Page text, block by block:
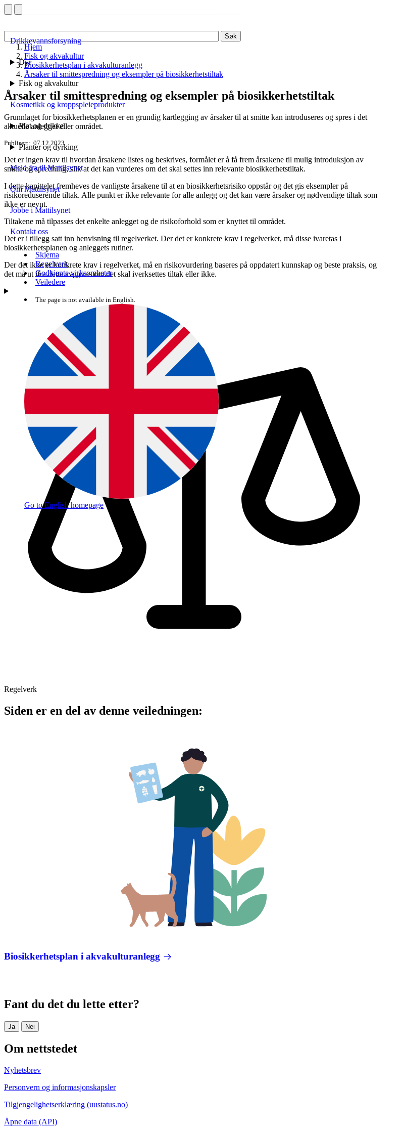
Søk
Drikkevannsforsyning
Dyr
Fisk og akvakultur
Kosmetikk og kroppspleieprodukter
Mat og drikke
Planter og dyrking
Meld fra til Mattilsynet
Om Mattilsynet
Jobbe i Mattilsynet
Kontakt oss
Skjema
Regelverk
Godkjente virksomheter
Veiledere
The page is not available in English.
Go to English homepage
Hjem
Fisk og akvakultur
Biosikkerhetsplan i akvakulturanlegg
Årsaker til smittespredning og eksempler på biosikkerhetstiltak
Årsaker til smittespredning og eksempler på biosikkerhetstiltak
Grunnlaget for biosikkerhetsplanen er en grundig kartlegging av årsaker til at smitte kan introduseres og spres i det
aktuelle anlegget eller området.
Publisert 07.12.2023
Det er ingen krav til hvordan årsakene listes og beskrives, formålet er å få frem årsakene til mulig introduksjon av
smitte og spredning, slik at det kan vurderes om det skal settes inn relevante biosikkerhetstiltak.
I dette kapittelet fremheves de vanligste årsakene til at en biosikkerhetsrisiko oppstår og det gis eksempler på
risikoreduserende tiltak. Alle punkt er ikke relevante for alle anlegg og det kan være årsaker og nødvendige tiltak som
ikke er nevnt.
Tiltakene må tilpasses det enkelte anlegget og de risikoforhold som er knyttet til området.
Det er i tillegg satt inn henvisning til regelverket. Der det er konkrete krav i regelverket, må disse ivaretas i
biosikkerhetsplanen og anleggets rutiner.
Der det ikke er konkrete krav i regelverket, må en risikovurdering baseres på oppdatert kunnskap og beste praksis, og
det må ut ifra dette avgjøres om det skal iverksettes tiltak eller ikke.
Regelverk
Siden er en del av denne veiledningen:
Biosikkerhetsplan i akvakulturanlegg
Fant du det du lette etter?
Ja Nei
Om nettstedet
Nyhetsbrev
Personvern og informasjonskapsler
Tilgjengelighetserklæring (uustatus.no)
Åpne data (API)